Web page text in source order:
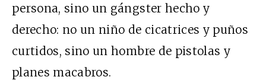
persona, sino un gángster hecho y
derecho: no un niño de cicatrices y puños
curtidos, sino un hombre de pistolas y
planes macabros.